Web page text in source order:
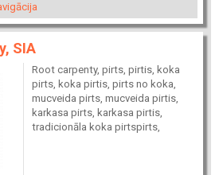
SIA
Root carpenty, pirts, pirtis, koka
pirts, koka pirtis, pirts no koka,
mucveida pirts, mucveida pirtis,
karkasa pirts, karkasa pirtis,
tradicionāla koka pirtspirts,